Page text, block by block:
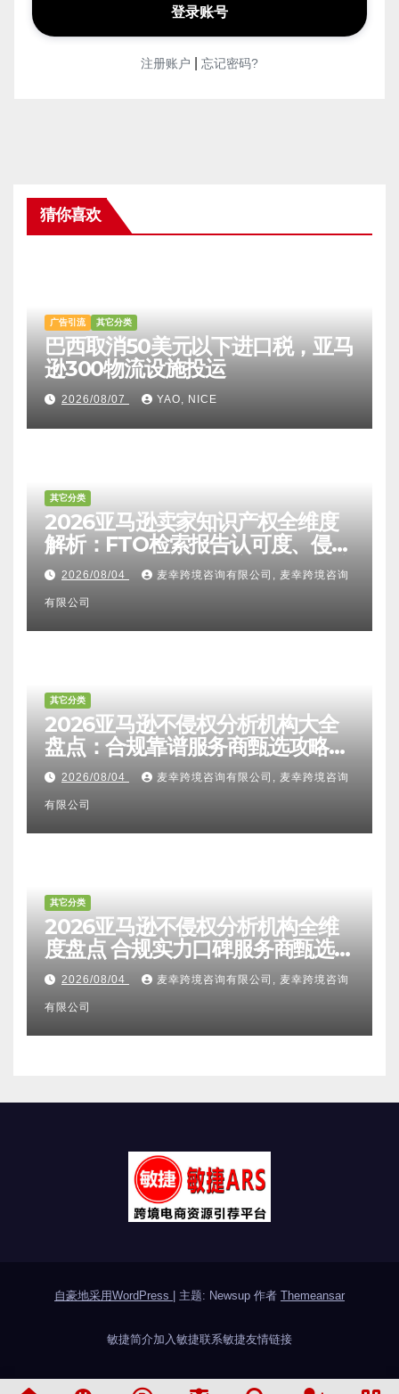
注册账户 忘记密码?
猜你喜欢
广告引流 其它分类
巴西取消50美元以下进口税，亚马
逊300物流设施投运
2026/08/07 YAO, NICE
其它分类
2026亚马逊卖家知识产权全维度
解析：FTO检索报告认可度、侵权
比对区别、TRO应诉方法及服务商
甄选避坑全攻略
2026/08/04 麦幸跨境咨询有限公司, 麦幸跨境咨询
有限公司
其它分类
2026亚马逊不侵权分析机构大全
盘点：合规靠谱服务商甄选攻略、
避坑FAQ及标杆机构实力详解
2026/08/04 麦幸跨境咨询有限公司, 麦幸跨境咨询
有限公司
其它分类
2026亚马逊不侵权分析机构全维
度盘点 合规实力口碑服务商甄选
附跨境卖家避坑FAQ全指南
2026/08/04 麦幸跨境咨询有限公司, 麦幸跨境咨询
有限公司
自豪地采用WordPress 主题: Newsup 作者 Themeansar
敏捷简介加入敏捷联系敏捷友情链接